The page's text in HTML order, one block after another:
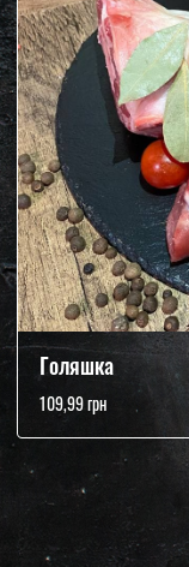
Голяшка
109,99 грн